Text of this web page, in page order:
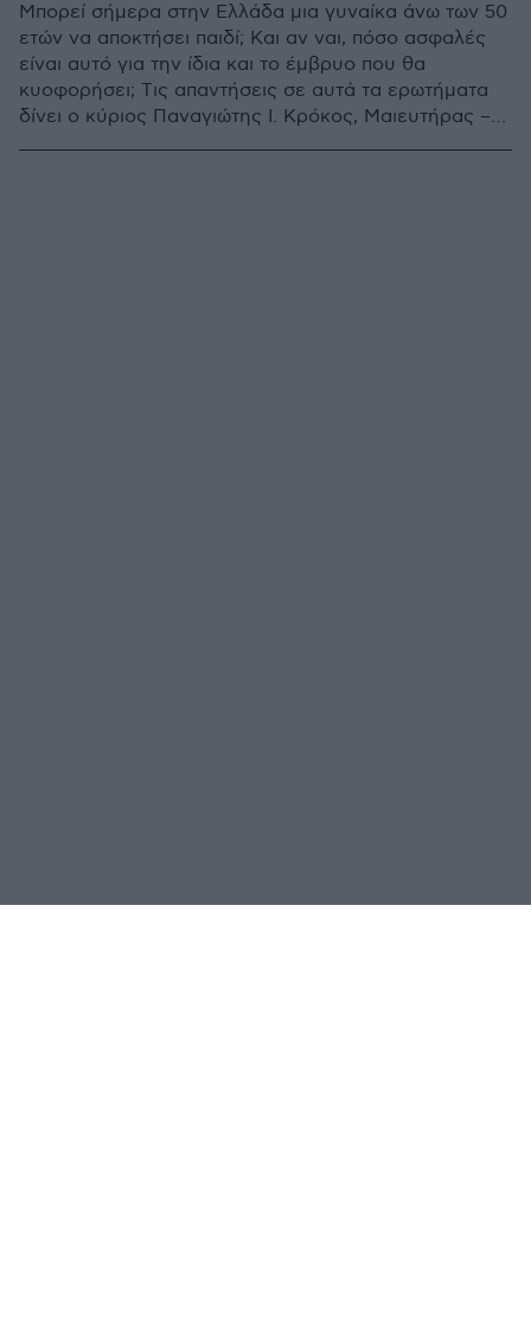
Μπορεί σήμερα στην Ελλάδα μια γυναίκα άνω των 50
ετών να αποκτήσει παιδί; Και αν ναι, πόσο ασφαλές
είναι αυτό για την ίδια και το έμβρυο που θα
κυοφορήσει; Tις απαντήσεις σε αυτά τα ερωτήματα
δίνει ο κύριος Παναγιώτης Ι. Κρόκος, Μαιευτήρας –